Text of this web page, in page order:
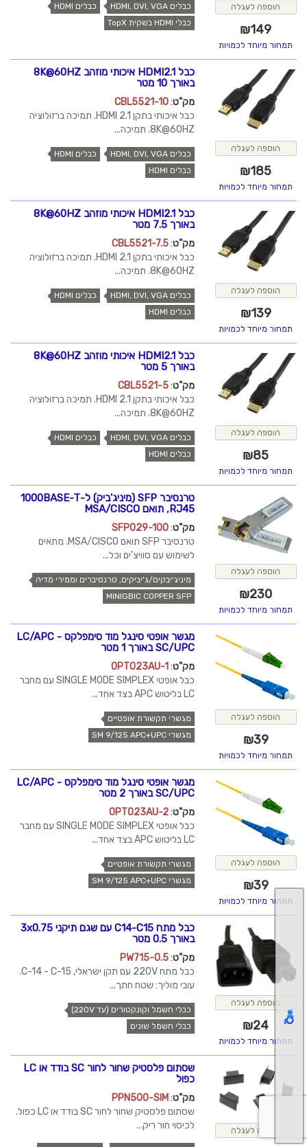
הוספה לעגלה
₪149
תמחור מיוחד לכמויות
כבלים HDMI, DVI, VGA
כבלים HDMI
כבלי HDMI בשקית TopX
הוספה לעגלה
₪185
תמחור מיוחד לכמויות
כבל HDMI2.1 איכותי מוזהב 8K@60HZ
באורך 10 מטר
מק"ט:
CBL5521-10
כבל איכותי בתקן HDMI 2.1. תמיכה ברזולוציה
8K@60HZ. תמיכה...
כבלים HDMI, DVI, VGA
כבלים HDMI
כבלים HDMI
הוספה לעגלה
₪139
תמחור מיוחד לכמויות
כבל HDMI2.1 איכותי מוזהב 8K@60HZ
באורך 7.5 מטר
מק"ט:
CBL5521-7.5
כבל איכותי בתקן HDMI 2.1. תמיכה ברזולוציה
8K@60HZ. תמיכה...
כבלים HDMI, DVI, VGA
כבלים HDMI
כבלים HDMI
הוספה לעגלה
₪85
תמחור מיוחד לכמויות
כבל HDMI2.1 איכותי מוזהב 8K@60HZ
באורך 5 מטר
מק"ט:
CBL5521-5
כבל איכותי בתקן HDMI 2.1. תמיכה ברזולוציה
8K@60HZ. תמיכה...
כבלים HDMI, DVI, VGA
כבלים HDMI
כבלים HDMI
הוספה לעגלה
₪230
תמחור מיוחד לכמויות
טרנסיבר SFP (מיניג'ביק) ל-1000BASE-T
RJ45, תואם MSA/CISCO
מק"ט:
SFP029-100
טרנסיבר SFP תואם MSA/CISCO. מתאים
לשימוש עם סוויצ'ים וכל...
מיניג'יבקים/ג'יביקים, טרנסיברים וממירי מדיה
MINIGBIC COPPER SFP
הוספה לעגלה
₪39
תמחור מיוחד לכמויות
מגשר אופטי סינגל מוד סימפלקס LC/APC -
SC/UPC באורך 1 מטר
מק"ט:
OPT023AU-1
כבל אופטי SINGLE MODE SIMPLEX עם מחבר
LC בליטוש APC בצד אחד...
מגשרי תקשורת אופטיים
מגשרי SM 9/125 APC+UPC
הוספה לעגלה
₪39
תמחור מיוחד לכמויות
מגשר אופטי סינגל מוד סימפלקס LC/APC -
SC/UPC באורך 2 מטר
מק"ט:
OPT023AU-2
כבל אופטי SINGLE MODE SIMPLEX עם מחבר
LC בליטוש APC בצד אחד...
מגשרי תקשורת אופטיים
מגשרי SM 9/125 APC+UPC
הוספה לעגלה
₪24
תמחור מיוחד לכמויות
כבל מתח C14-C15 עם שגם תיקני 3x0.75
באורך 0.5 מטר
מק"ט:
PW715-0.5
כבל מתח 220V עם תקן ישראלי, C-14 - C-15.
עובי מוליך: שטח חתך...
כבלי חשמל וקונקטורים (עד 220V)
כבלי חשמל שונים
הוספה לעגלה
שסתום פלסטיק שחור לחור SC בודד או LC
כפול
מק"ט:
PPN500-SIM
שסתום פלסטיק שחור לחור SC בודד או LC כפול.
לכיסוי חור ריק...